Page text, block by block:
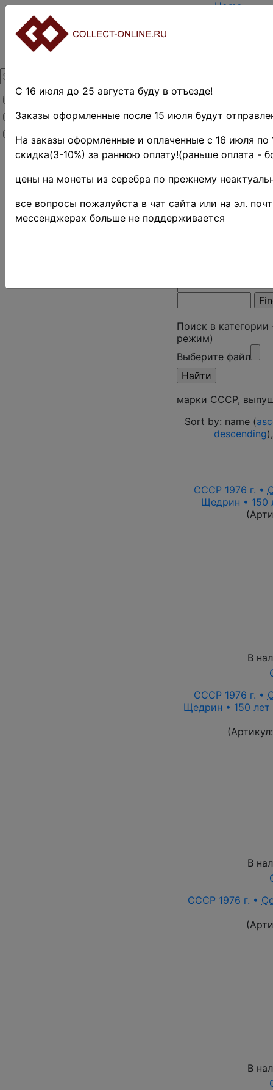
Товары со скидкой
Товары в наличии
Новинки
Home
TERMS
Home»
USSR-
RS
СССР
1961-
Поиск в
режим)
Выберите файл
марки СССР,
Sort by: name (
descending
СССР 1976 г. •
Щедрин • 150
В
СССР 1976 г. •
Щедрин • 150
В
СССР 1976 г. •
В
С 16 июля до 25 августа буду в отъезде!
Заказы оформленные после 15 июля будут
На заказы оформленные и оплаченные с 16 июля по
скидка(3-10%) за раннюю оплату!(раньше оплата -
цены на монеты из серебра по прежнему
все вопросы пожалуйста в чат сайта или на эл.
мессенджерах больше не поддерживается